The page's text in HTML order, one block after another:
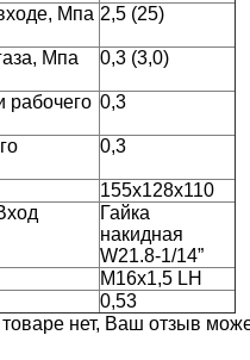
Мпа 2,5 (25)
Мпа
0,3 (3,0)
рабочего 0,3
0,3
155х128х110
Гайка
накидная
W21.8-1/14”
М16х1,5 LH
0,53
нет, Ваш отзыв